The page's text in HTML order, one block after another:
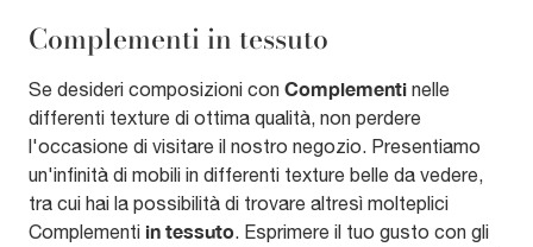
Complementi in tessuto
Se desideri composizioni con Complementi nelle
differenti texture di ottima qualità, non perdere
l'occasione di visitare il nostro negozio. Presentiamo
un'infinità di mobili in differenti texture belle da vedere,
tra cui hai la possibilità di trovare altresì molteplici
Complementi in tessuto . Esprimere il tuo gusto con gli